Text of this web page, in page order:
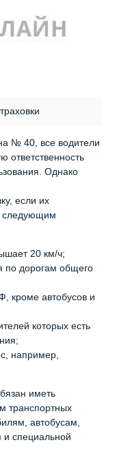
№ 40, все водители
ответственность
Однако
если их
следующим
20 км/ч;
по дорогам общего
кроме автобусов и
которых есть
например,
иметь
транспортных
автобусам,
и специальной